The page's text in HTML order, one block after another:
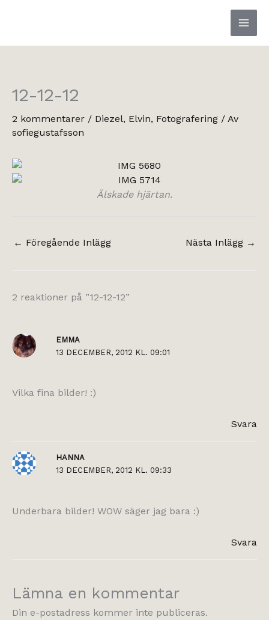
12-12-12
2 kommentarer / Diezel, Elvin, Fotografering / Av
sofiegustafsson
Älskade hjärtan.
← Föregående Inlägg Nästa Inlägg →
2 reaktioner på ”12-12-12”
EMMA
13 DECEMBER, 2012 KL. 09:01
Vilka fina bilder! :)
Svara
HANNA
13 DECEMBER, 2012 KL. 09:33
Underbara bilder! WOW säger jag bara :)
Svara
Lämna en kommentar
Din e-postadress kommer inte publiceras.